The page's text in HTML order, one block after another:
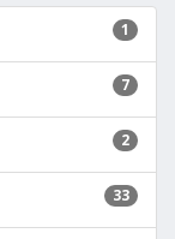
1
7
2
33